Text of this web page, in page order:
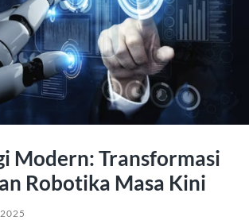
Modern: Transformasi
Robotika Masa Kini